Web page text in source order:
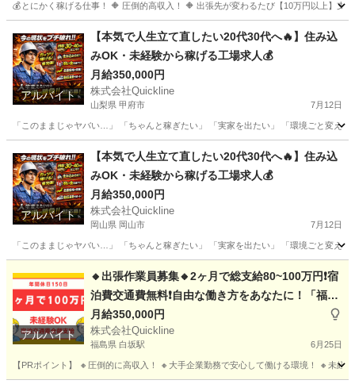
💰とにかく稼げる仕事！ 🔶 圧倒的高収入！ 🔶 出張先が変わるたび【10万円以上】
南流山駅 工場 出張先
アルバイト
【本気で人生立て直したい20代30代へ🔥】住み込
みOK・未経験から稼げる工場求人💰
月給350,000円
株式会社Quickline
山梨県 甲府市 7月12日
「このままじゃヤバい…」 「ちゃんと稼ぎたい」 「実家を出たい」 「環境ごと変え
工場 住み込み
アルバイト
【本気で人生立て直したい20代30代へ🔥】住み込
みOK・未経験から稼げる工場求人💰
月給350,000円
株式会社Quickline
岡山県 岡山市 7月12日
「このままじゃヤバい…」 「ちゃんと稼ぎたい」 「実家を出たい」 「環境ごと変え
工場 住み込み
アルバイト
🔸出張作業員募集🔸2ヶ月で総支給80~100万円❗️宿
泊費交通費無料❗️自由な働き方をあなたに！「福
島」
月給350,000円
株式会社Quickline
福島県 白坂駅 6月25日
【PRポイント】 🔸圧倒的に高収入！ 🔸大手企業勤務で安心して働ける環境！ 🔸未